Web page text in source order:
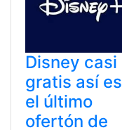
Disney casi
gratis así es
el último
ofertón de